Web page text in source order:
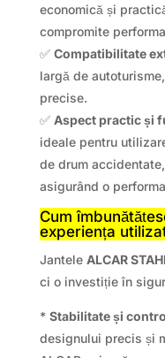
economică și
compromite
✅ Compatibilitate
largă de
precise.
✅ Aspect practic și
ideale pentru
de drum
asigurând o
Cum
experiența
Jantele ALCAR
ci o investiție în
* Stabilitate și
designului precis și